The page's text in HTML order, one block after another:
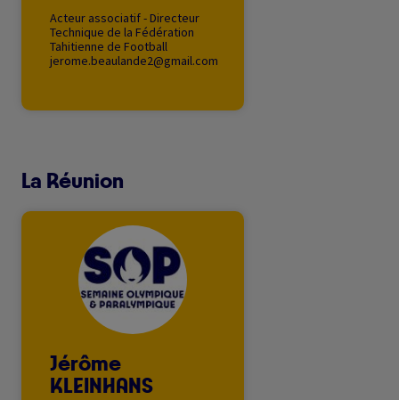
Acteur associatif - Directeur
Technique de la Fédération
Tahitienne de Football
jerome.beaulande2@gmail.com
La Réunion
Image
Jérôme
KLEINHANS